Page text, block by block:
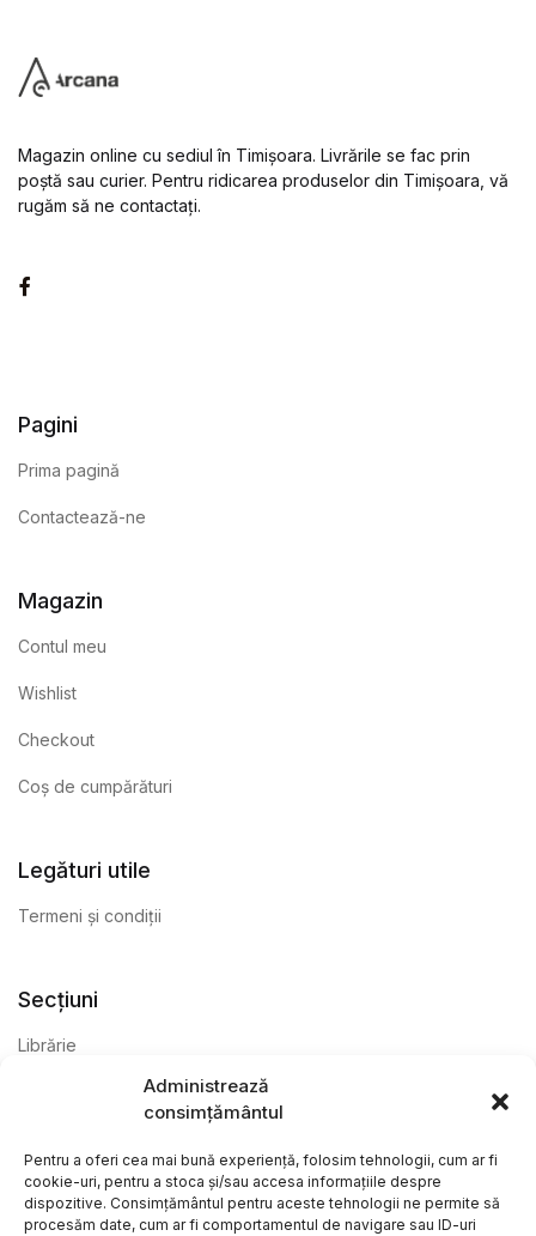
Administrează
consimțământul
Pentru a oferi cea mai bună experiență, folosim tehnologii, cum ar fi
cookie-uri, pentru a stoca și/sau accesa informațiile despre
dispozitive. Consimțământul pentru aceste tehnologii ne permite să
procesăm date, cum ar fi comportamentul de navigare sau ID-uri
Magazin online cu sediul în Timișoara. Livrările se fac prin
poștă sau curier. Pentru ridicarea produselor din Timișoara, vă
rugăm să ne contactați.
Pagini
Prima pagină
Contactează-ne
Magazin
Contul meu
Wishlist
Checkout
Coș de cumpărături
Legături utile
Termeni și condiții
Secțiuni
Librărie